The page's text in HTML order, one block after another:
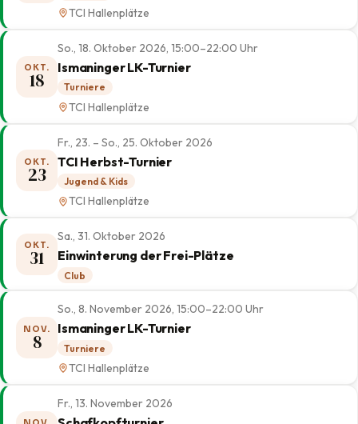
TCI Hallenplätze
OKT.
18
So., 18. Oktober 2026, 15:00–22:00 Uhr
Ismaninger LK-Turnier
Turniere
TCI Hallenplätze
OKT.
23
Fr., 23. – So., 25. Oktober 2026
TCI Herbst-Turnier
Jugend & Kids
TCI Hallenplätze
OKT.
31
Sa., 31. Oktober 2026
Einwinterung der Frei-Plätze
Club
NOV.
8
So., 8. November 2026, 15:00–22:00 Uhr
Ismaninger LK-Turnier
Turniere
TCI Hallenplätze
Fr., 13. November 2026